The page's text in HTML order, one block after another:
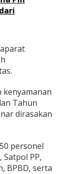
kenyamanan
Tahun
dirasakan
personel
PP,
BPBD, serta